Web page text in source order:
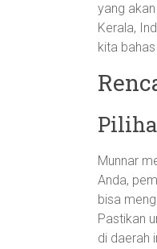
yang
Kerala,
kita
Munnar
Anda,
bisa
Pastikan
di daerah